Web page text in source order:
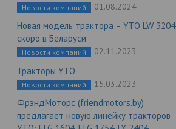
Новости компаний 01.08.2024
Новая модель трактора – YTO LW 3204
скоро в Беларуси
Новости компаний 02.11.2023
Тракторы YTO
Новости компаний 15.03.2023
ФрэндМоторс (friendmotors.by)
предлагает новую линейку тракторов